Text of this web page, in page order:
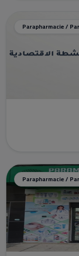
Parapharmacie /
Parapharmacie /